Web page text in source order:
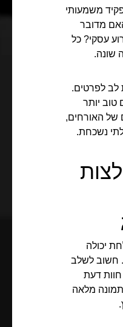
משמעותי
מדובר
עסקי? כל
שונה.
לב לפרטים.
טוב יותר
של האורחים,
נשכחת.
יכולה
חשוב לשלב
דעת
תמונה מלאה